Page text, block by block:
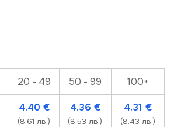
20 - 49 50 - 99 100+
4.40 €
(8.61 лв.)
4.36 €
(8.53 лв.)
4.31 €
(8.43 лв.)